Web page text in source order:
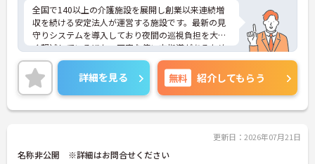
全国で140以上の介護施設を展開し創業以来連続増
収を続ける安定法人が運営する施設です。最新の見
守りシステムを導入しており夜間の巡視負担を大き
く軽減しているほか、丁寧な使い方指導があるため
安心して業務を始められます。月平均残業10時間程
度、住宅手当や子供手当、1食300円の食事補助など
生活を支える福利厚生が大変充実しています。『ハ
タラクエール2023』の認証も取得しており、資格取
得支援や職種別研修制度を通じて着実なキャリアア
分に活かし、ご自身の生活も大切にしながら長期的
に活躍できるおすすめの環境です。
詳細を見る 無料 紹介してもらう
更新日：2026年07月21日
名称非公開 ※詳細はお問合せください